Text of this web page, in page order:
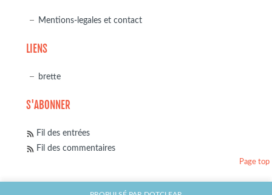
Mentions-legales et contact
LIENS
brette
S'ABONNER
Fil des entrées
Fil des commentaires
Page top